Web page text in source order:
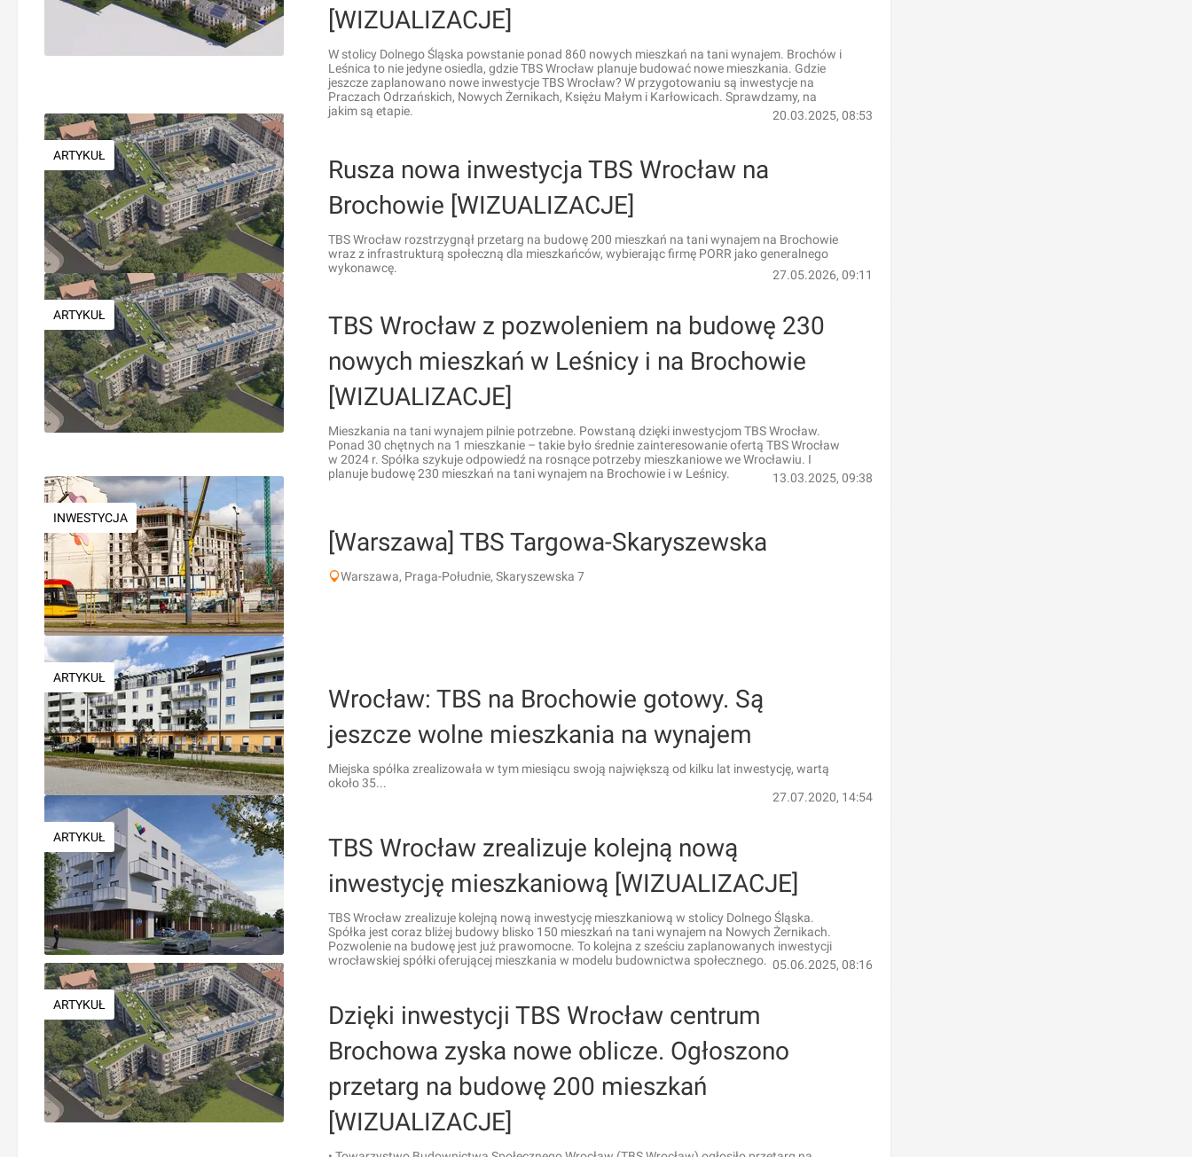
[WIZUALIZACJE]
W stolicy Dolnego Śląska powstanie ponad 860 nowych mieszkań na tani wynajem. Brochów i
Leśnica to nie jedyne osiedla, gdzie TBS Wrocław planuje budować nowe mieszkania. Gdzie
jeszcze zaplanowano nowe inwestycje TBS Wrocław? W przygotowaniu są inwestycje na
Praczach Odrzańskich, Nowych Żernikach, Księżu Małym i Karłowicach. Sprawdzamy, na
jakim są etapie.
20.03.2025, 08:53
ARTYKUŁ
Rusza nowa inwestycja TBS Wrocław na
Brochowie [WIZUALIZACJE]
TBS Wrocław rozstrzygnął przetarg na budowę 200 mieszkań na tani wynajem na Brochowie
wraz z infrastrukturą społeczną dla mieszkańców, wybierając firmę PORR jako generalnego
wykonawcę.
27.05.2026, 09:11
ARTYKUŁ
TBS Wrocław z pozwoleniem na budowę 230
nowych mieszkań w Leśnicy i na Brochowie
[WIZUALIZACJE]
Mieszkania na tani wynajem pilnie potrzebne. Powstaną dzięki inwestycjom TBS Wrocław.
Ponad 30 chętnych na 1 mieszkanie – takie było średnie zainteresowanie ofertą TBS Wrocław
w 2024 r. Spółka szykuje odpowiedź na rosnące potrzeby mieszkaniowe we Wrocławiu. I
planuje budowę 230 mieszkań na tani wynajem na Brochowie i w Leśnicy.
13.03.2025, 09:38
INWESTYCJA
[Warszawa] TBS Targowa-Skaryszewska
Warszawa, Praga-Południe, Skaryszewska 7
ARTYKUŁ
Wrocław: TBS na Brochowie gotowy. Są
jeszcze wolne mieszkania na wynajem
Miejska spółka zrealizowała w tym miesiącu swoją największą od kilku lat inwestycję, wartą
około 35...
27.07.2020, 14:54
ARTYKUŁ
TBS Wrocław zrealizuje kolejną nową
inwestycję mieszkaniową [WIZUALIZACJE]
TBS Wrocław zrealizuje kolejną nową inwestycję mieszkaniową w stolicy Dolnego Śląska.
Spółka jest coraz bliżej budowy blisko 150 mieszkań na tani wynajem na Nowych Żernikach.
Pozwolenie na budowę jest już prawomocne. To kolejna z sześciu zaplanowanych inwestycji
wrocławskiej spółki oferującej mieszkania w modelu budownictwa społecznego. 05.06.2025, 08:16
ARTYKUŁ
Dzięki inwestycji TBS Wrocław centrum
Brochowa zyska nowe oblicze. Ogłoszono
przetarg na budowę 200 mieszkań
[WIZUALIZACJE]